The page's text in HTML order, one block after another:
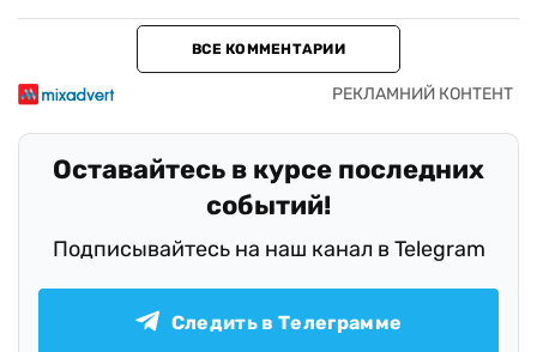
ВСЕ КОММЕНТАРИИ
Оставайтесь в курсе последних
событий!
Подписывайтесь на наш канал в Telegram
Следить в Телеграмме